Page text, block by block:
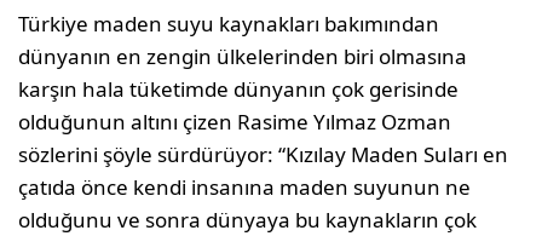
Türkiye maden suyu kaynakları bakımından
dünyanın en zengin ülkelerinden biri olmasına
karşın hala tüketimde dünyanın çok gerisinde
olduğunun altını çizen Rasime Yılmaz Ozman
sözlerini şöyle sürdürüyor: “Kızılay Maden Suları en
çatıda önce kendi insanına maden suyunun ne
olduğunu ve sonra dünyaya bu kaynakların çok